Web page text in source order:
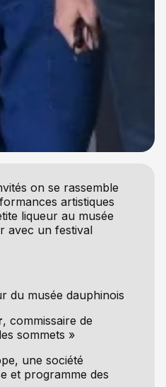
on se rassemble
artistiques
liqueur au musée
avec un festival
du musée dauphinois
, commissaire de
sommets »
une société
et programme des